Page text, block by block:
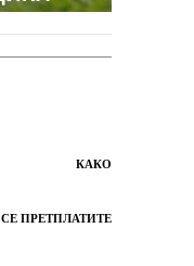
КАКО
СЕ ПРЕТПЛАТИТЕ